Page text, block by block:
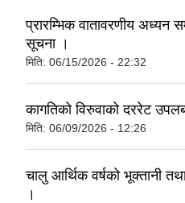
प्रारम्भिक वातावरणीय अध्यन
सूचना ।
मिति: 06/15/2026 - 22:32
कागतिको विरुवाको दररेट
मिति: 06/09/2026 - 12:26
चालु आर्थिक वर्षको भूक्तानी
।